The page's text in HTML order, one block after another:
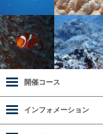
開催コース
インフォメーション